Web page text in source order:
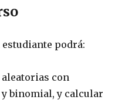
podrá:
con
binomial, y calcular